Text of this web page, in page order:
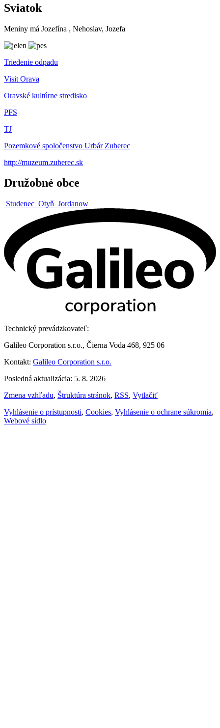
Sviatok
Meniny má Jozefína , Nehoslav, Jozefa
Triedenie odpadu
Visit Orava
Oravské kultúrne stredisko
PFS
TJ
Pozemkové spoločenstvo Urbár Zuberec
http://muzeum.zuberec.sk
Družobné obce
Studenec Otyň Jordanow
Technický prevádzkovateľ:
Galileo Corporation s.r.o., Čierna Voda 468, 925 06
Kontakt: Galileo Corporation s.r.o.
Posledná aktualizácia: 5. 8. 2026
Zmena vzhľadu, Štruktúra stránok, RSS, Vytlačiť
Vyhlásenie o prístupnosti, Cookies, Vyhlásenie o ochrane súkromia,
Webové sídlo